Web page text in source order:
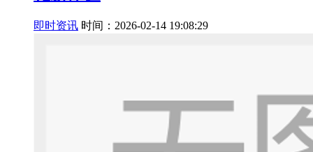
即时资讯 时间：2026-02-14 19:08:29